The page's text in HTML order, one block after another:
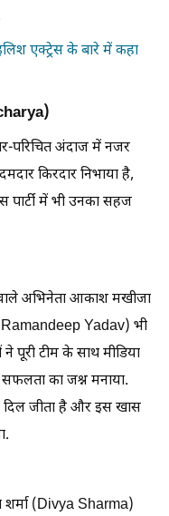
एक्ट्रेस के बारे में कहा
परिचित अंदाज में नजर
किरदार निभाया है,
पार्टी में भी उनका सहज
अभिनेता आकाश मखीजा
Yadav) भी
पूरी टीम के साथ मीडिया
का जश्न मनाया.
दिल जीता है और इस खास
शर्मा (Divya Sharma)